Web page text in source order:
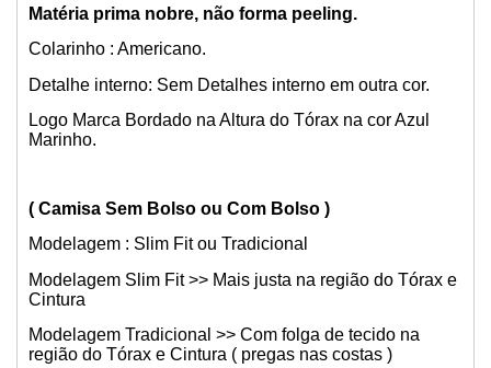
Matéria prima nobre, não forma peeling.
Colarinho : Americano.
Detalhe interno: Sem Detalhes interno em outra cor.
Logo Marca Bordado na Altura do Tórax na cor Azul
Marinho.
( Camisa Sem Bolso ou Com Bolso )
Modelagem : Slim Fit ou Tradicional
Modelagem Slim Fit >> Mais justa na região do Tórax e
Cintura
Modelagem Tradicional >> Com folga de tecido na
região do Tórax e Cintura ( pregas nas costas )